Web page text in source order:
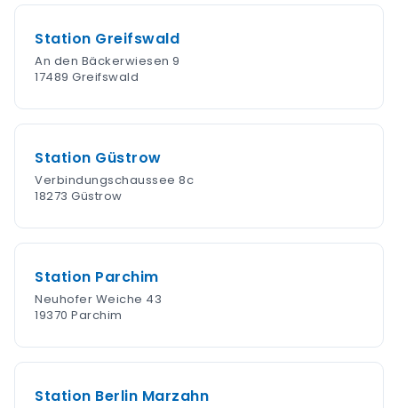
Station Greifswald
An den Bäckerwiesen 9
17489 Greifswald
Station Güstrow
Verbindungschaussee 8c
18273 Güstrow
Station Parchim
Neuhofer Weiche 43
19370 Parchim
Station Berlin Marzahn